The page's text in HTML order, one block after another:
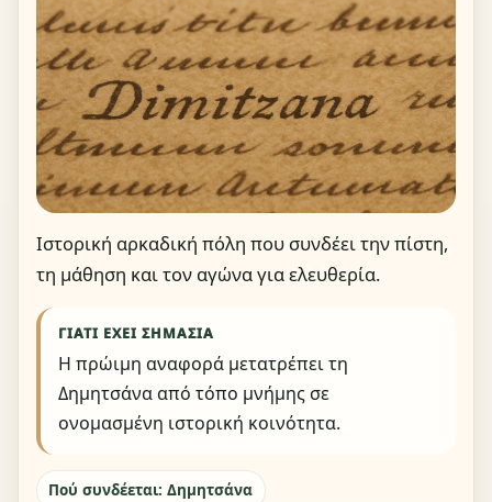
Ιστορική αρκαδική πόλη που συνδέει την πίστη,
τη μάθηση και τον αγώνα για ελευθερία.
ΓΙΑΤΊ ΈΧΕΙ ΣΗΜΑΣΊΑ
Η πρώιμη αναφορά μετατρέπει τη
Δημητσάνα από τόπο μνήμης σε
ονομασμένη ιστορική κοινότητα.
Πού συνδέεται: Δημητσάνα